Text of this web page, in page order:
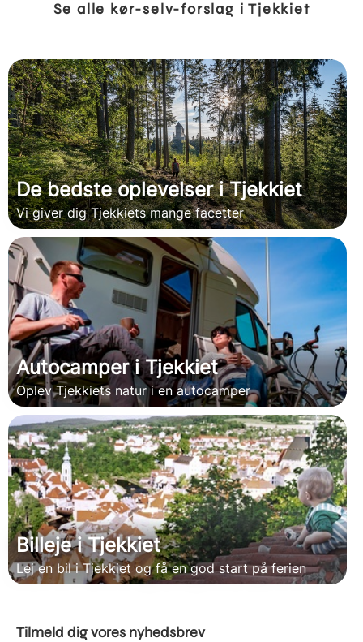
Se alle kør-selv-forslag i Tjekkiet
De bedste oplevelser i Tjekkiet
Vi giver dig Tjekkiets mange facetter
Autocamper i Tjekkiet
Oplev Tjekkiets natur i en autocamper
Billeje i Tjekkiet
Lej en bil i Tjekkiet og få en god start på ferien
Tilmeld dig vores nyhedsbrev